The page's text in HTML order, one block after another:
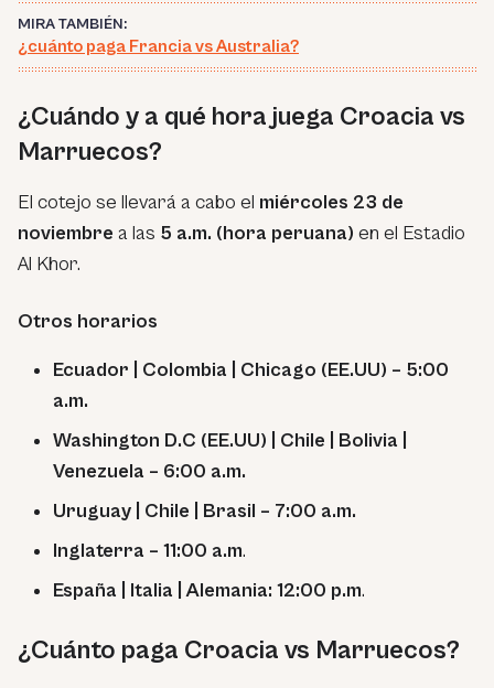
MIRA TAMBIÉN:
¿cuánto paga Francia vs Australia?
¿Cuándo y a qué hora juega Croacia vs
Marruecos?
El cotejo se llevará a cabo el miércoles 23 de
noviembre a las 5 a.m. (hora peruana) en el Estadio
Al Khor.
Otros horarios
Ecuador | Colombia | Chicago (EE.UU) – 5:00
a.m.
Washington D.C (EE.UU) | Chile | Bolivia |
Venezuela – 6:00 a.m.
Uruguay | Chile | Brasil – 7:00 a.m.
Inglaterra – 11:00 a.m.
España | Italia | Alemania: 12:00 p.m.
¿Cuánto paga Croacia vs Marruecos?